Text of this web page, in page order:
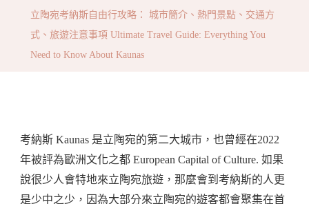
略：
城
市
立陶宛考納斯自由行攻略： 城市簡介、熱門景點、交通方
式、旅遊注意事項 Ultimate Travel Guide: Everything You
Need to Know About Kaunas
考納斯 Kaunas 是立陶宛的第二大城市，也曾經在2022
年被評為歐洲文化之都 European Capital of Culture. 如果
說很少人會特地來立陶宛旅遊，那麼會到考納斯的人更
是少中之少，因為大部分來立陶宛的遊客都會聚集在首